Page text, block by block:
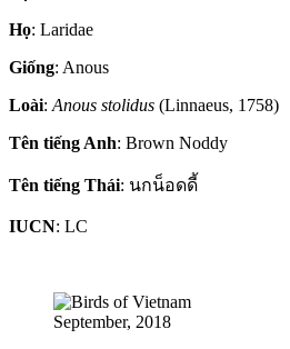
Họ: Laridae
Giống: Anous
Loài: Anous stolidus (Linnaeus, 1758)
Tên tiếng Anh: Brown Noddy
Tên tiếng Thái: นกน็อดดี้
IUCN: LC
September, 2018